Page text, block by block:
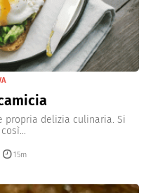
propria delizia culinaria. Si
15m